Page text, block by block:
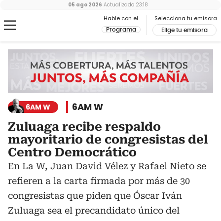
Hable con el
Programa
Selecciona tu emisora
Elige tu emisora
05 ago 2026 Actualizado 23:18
6AM W 6AM W
Zuluaga recibe respaldo
mayoritario de congresistas del
Centro Democrático
En La W, Juan David Vélez y Rafael Nieto se
refieren a la carta firmada por más de 30
congresistas que piden que Óscar Iván
Zuluaga sea el precandidato único del